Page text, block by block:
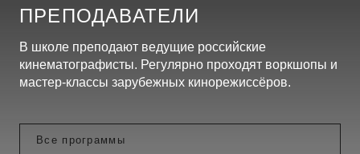
ПРЕПОДАВАТЕЛИ
В школе преподают ведущие российские
кинематографисты. Регулярно проходят воркшопы и
мастер-классы зарубежных кинорежиссёров.